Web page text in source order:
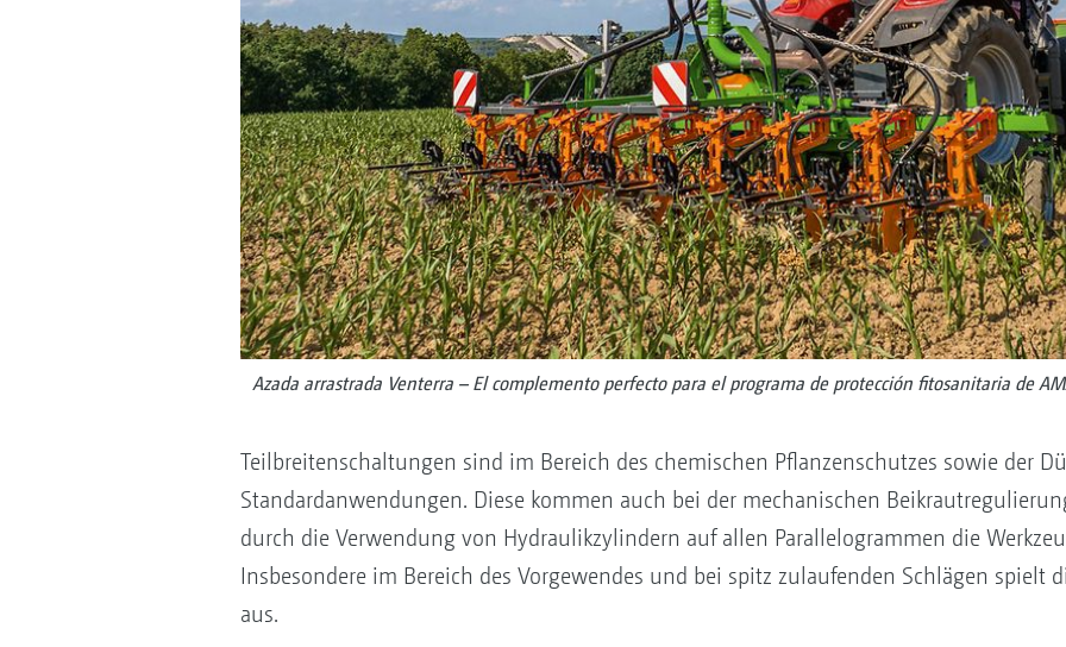
Azada arrastrada Venterra – El complemento perfecto para el programa de protección fitosanitaria de
Teilbreitenschaltungen sind im Bereich des chemischen Pflanzenschutzes sowie der
Standardanwendungen. Diese kommen auch bei der mechanischen
durch die Verwendung von Hydraulikzylindern auf allen Parallelogrammen die
Insbesondere im Bereich des Vorgewendes und bei spitz zulaufenden Schlägen spielt
aus.